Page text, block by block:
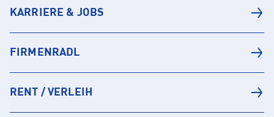
KARRIERE & JOBS
FIRMENRADL
RENT / VERLEIH